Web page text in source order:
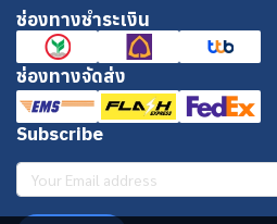
ช่องทางชำระเงิน
ช่องทางจัดส่ง
Subscribe